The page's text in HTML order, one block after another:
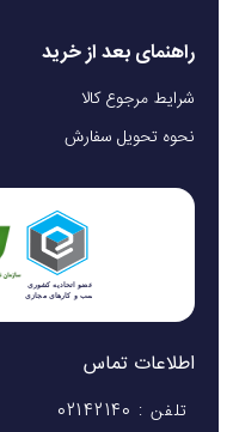
راهنمای بعد از خرید
شرایط مرجوع کالا
نحوه تحویل سفارش
اطلاعات تماس
تلفن : 02142140